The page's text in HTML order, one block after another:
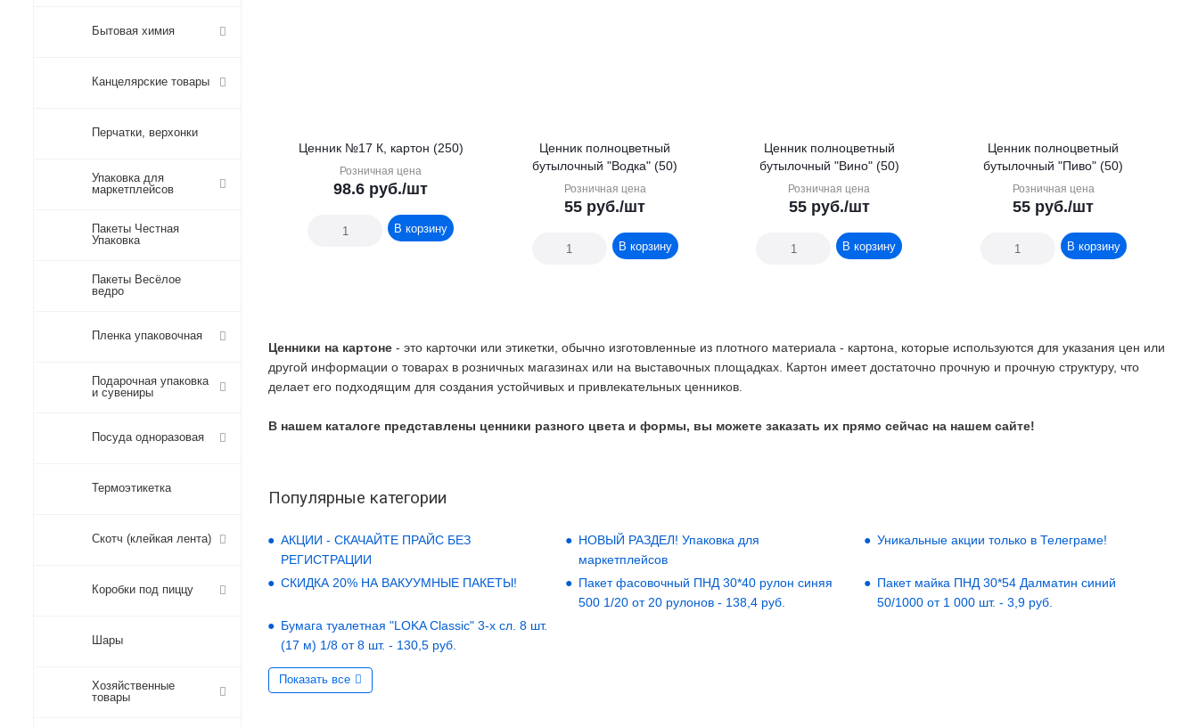
Ценник №17 К, картон (250)
Розничная цена
98.6 руб./шт
В корзину
Ценник полноцветный
бутылочный "Водка" (50)
Розничная цена
55 руб./шт
В корзину
Ценник полноцветный
бутылочный "Вино" (50)
Розничная цена
55руб./шт
В корзину
Ценник полноцветный
бутылочный "Пиво" (50)
Розничная цена
55 руб./шт
В корзину
Ценники на картоне - это карточки или этикетки, обычно изготовленные из плотного материала - картона, которые используются для указания цен или
другой информации о товарах в розничных магазинах или на выставочных площадках. Картон имеет достаточно прочную и прочную структуру, что
делает его подходящим для создания устойчивых и привлекательных ценников.
В нашем каталоге представлены ценники разного цвета и формы, вы можете заказать их прямо сейчас на нашем сайте!
Популярные категории
АКЦИИ - СКАЧАЙТЕ ПРАЙС БЕЗ
РЕГИСТРАЦИИ
НОВЫЙ РАЗДЕЛ! Упаковка для
маркетплейсов
Уникальные акции только в Телеграме!
СКИДКА 20% НА ВАКУУМНЫЕ ПАКЕТЫ!
Пакет фасовочный ПНД 30*40 рулон синяя
500 1/20 от 20 рулонов - 138,4 руб.
Пакет майка ПНД 30*54 Далматин синий
50/1000 от 1 000 шт. - 3,9 руб.
Бумага туалетная "LOKA Classic" 3-х сл. 8 шт.
(17 м) 1/8 от 8 шт. - 130,5 руб.
Показать все
Бытовая химия
Канцелярские товары
Перчатки, верхонки
Упаковка для
маркетплейсов
Пакеты Честная
Упаковка
Пакеты Весёлое
ведро
Пленка упаковочная
Подарочная упаковка
и сувениры
Посуда одноразовая
Термоэтикетка
Скотч (клейкая лента)
Коробки под пиццу
Шары
Хозяйственные
товары